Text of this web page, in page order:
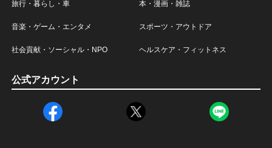
旅行・暮らし・車 本・漫画・雑誌
音楽・ゲーム・エンタメ スポーツ・アウトドア
社会貢献・ソーシャル・NPO ヘルスケア・フィットネス
公式アカウント